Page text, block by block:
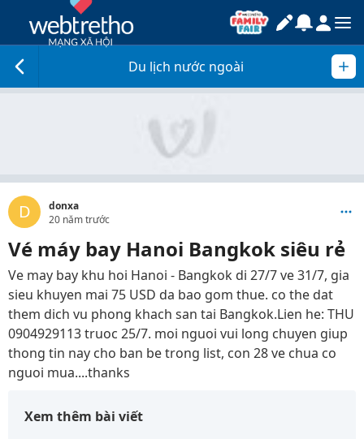
Du lịch nước ngoài
D
donxa
20 năm trước
Vé máy bay Hanoi Bangkok siêu rẻ
Ve may bay khu hoi Hanoi - Bangkok di 27/7 ve 31/7, gia
sieu khuyen mai 75 USD da bao gom thue. co the dat
them dich vu phong khach san tai Bangkok.Lien he: THU
0904929113 truoc 25/7. moi nguoi vui long chuyen giup
thong tin nay cho ban be trong list, con 28 ve chua co
nguoi mua....thanks
Xem thêm bài viết